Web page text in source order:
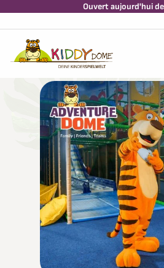
Ouvert aujourd'hui
Notre
Tout ce qu'il faut savoir